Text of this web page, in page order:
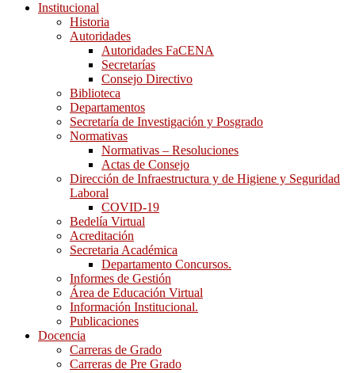
Institucional
Historia
Autoridades
Autoridades FaCENA
Secretarías
Consejo Directivo
Biblioteca
Departamentos
Secretaría de Investigación y Posgrado
Normativas
Normativas – Resoluciones
Actas de Consejo
Dirección de Infraestructura y de Higiene y Seguridad
Laboral
COVID-19
Bedelía Virtual
Acreditación
Secretaria Académica
Departamento Concursos.
Informes de Gestión
Área de Educación Virtual
Información Institucional.
Publicaciones
Docencia
Carreras de Grado
Carreras de Pre Grado